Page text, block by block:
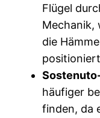
Flügel
Mechanik,
die
häufiger
finden, da